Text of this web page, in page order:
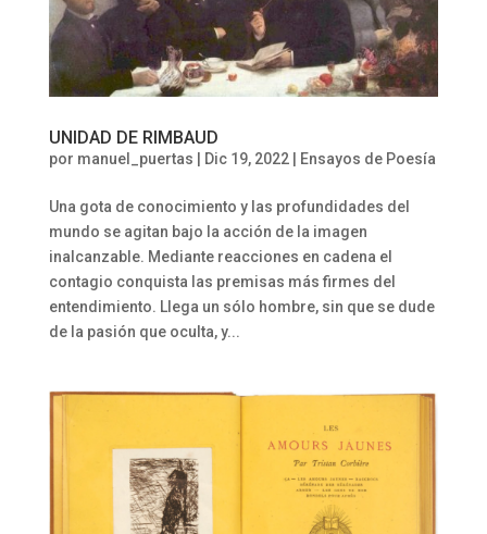
UNIDAD DE RIMBAUD
por manuel_puertas | Dic 19, 2022| Ensayos de Poesía
Una gota de conocimiento y las profundidades del
mundo se agitan bajo la acción de la imagen
inalcanzable. Mediante reacciones en cadena el
contagio conquista las premisas más firmes del
entendimiento. Llega un sólo hombre, sin que se dude
de la pasión que oculta, y...